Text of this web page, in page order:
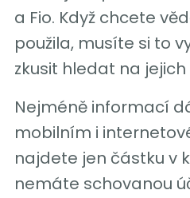
a Fio. Když chcete
použila, musíte si to
zkusit hledat na jejich
Nejméně informací
mobilním i
najdete jen částku v
nemáte schovanou